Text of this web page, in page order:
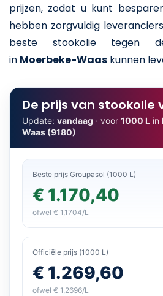
prijzen, zodat u kunt
hebben zorgvuldig
beste stookolie tegen
in Moerbeke-Waas kunnen
De prijs van stookolie
Update: vandaag · voor 1000 L in
Waas (9180)
Beste prijs Groupasol (1000 L)
€ 1.170,40
ofwel € 1,1704/L
Officiële prijs (1000 L)
€ 1.269,60
ofwel € 1,2696/L